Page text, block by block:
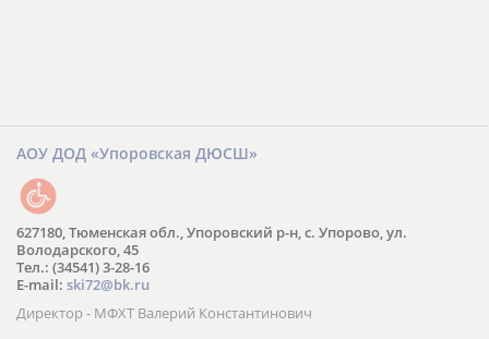
АОУ ДОД «Упоровская ДЮСШ»
627180, Тюменская обл., Упоровский р-н, с. Упорово, ул.
Володарского, 45
Тел.: (34541) 3-28-16
E-mail: ski72@bk.ru
Директор - МФХТ Валерий Константинович